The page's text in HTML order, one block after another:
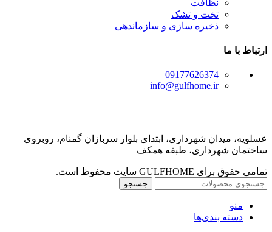
نظافت
تخت و تشک
ذخیره سازی و سازماندهی
ارتباط با ما
09177626374
info@gulfhome.ir
عسلویه، میدان شهرداری، ابتدای بلوار سربازان گمنام، روبروی
ساختمان شهرداری، طبقه همکف
تمامی حقوق برای GULFHOME سایت محفوظ است.
جستجو
منو
دسته بندی‌ها